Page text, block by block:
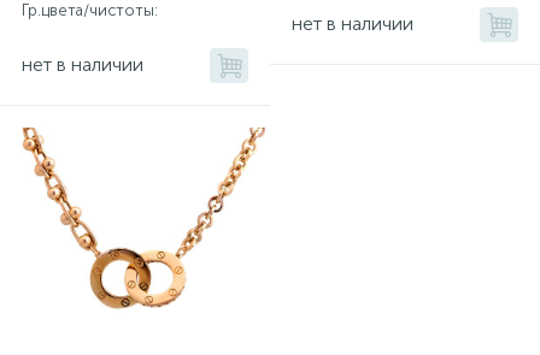
Гр.цвета/чистоты:
нет в наличии
нет в наличии